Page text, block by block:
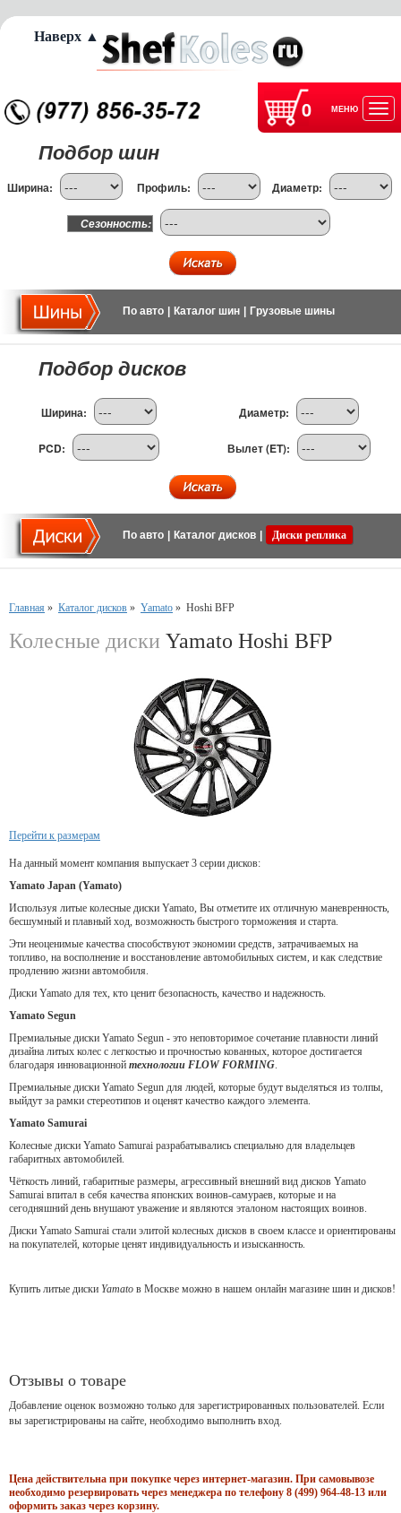
0 МЕНЮ
Подбор шин
Ширина: Профиль: Диаметр:
Сезонность:
По авто Каталог шин Грузовые шины
Подбор дисков
Ширина: Диаметр:
PCD: Вылет (ET):
По авто Каталог дисков Диски реплика
Главная » Каталог дисков » Yamato » Hoshi BFP
Колесные диски Yamato Hoshi BFP
Перейти к размерам
На данный момент компания выпускает 3 серии дисков:
Yamato Japan (Yamato)
Используя литые колесные диски Yamato, Вы отметите их отличную маневренность,
бесшумный и плавный ход, возможность быстрого торможения и старта.
Эти неоценимые качества способствуют экономии средств, затрачиваемых на
топливо, на восполнение и восстановление автомобильных систем, и как следствие
продлению жизни автомобиля.
Диски Yamato для тех, кто ценит безопасность, качество и надежность.
Yamato Segun
Премиальные диски Yamato Segun - это неповторимое сочетание плавности линий
дизайна литых колес с легкостью и прочностью кованных, которое достигается
благодаря инновационной технологии FLOW FORMING.
Премиальные диски Yamato Segun для людей, которые будут выделяться из толпы,
выйдут за рамки стереотипов и оценят качество каждого элемента.
Yamato Samurai
Колесные диски Yamato Samurai разрабатывались специально для владельцев
габаритных автомобилей.
Чёткость линий, габаритные размеры, агрессивный внешний вид дисков Yamato
Samurai впитал в себя качества японских воинов-самураев, которые и на
сегодняшний день внушают уважение и являются эталоном настоящих воинов.
Диски Yamato Samurai стали элитой колесных дисков в своем классе и ориентированы
на покупателей, которые ценят индивидуальность и изысканность.
Купить литые диски Yamato в Москве можно в нашем онлайн магазине шин и дисков!
Отзывы о товаре
Добавление оценок возможно только для зарегистрированных пользователей. Если
вы зарегистрированы на сайте, необходимо выполнить вход.
Цена действительна при покупке через интернет-магазин. При самовывозе
необходимо резервировать через менеджера по телефону 8 (499) 964-48-13 или
оформить заказ через корзину.
Наверх ▲